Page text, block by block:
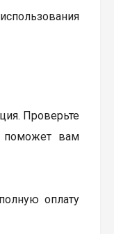
Проверьте
поможет вам
оплату